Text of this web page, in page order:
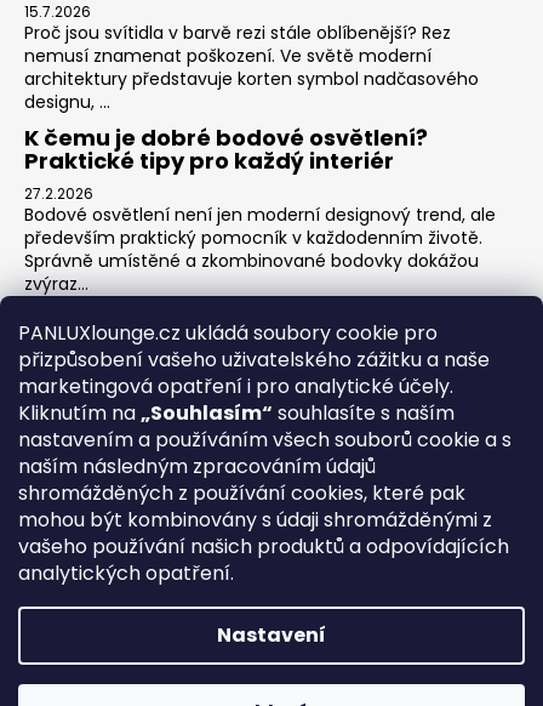
PANLUXlounge.cz ukládá soubory cookie pro
přizpůsobení vašeho uživatelského zážitku a naše
marketingová opatření i pro analytické účely.
Kliknutím na„Souhlasím“ souhlasíte s naším
nastavením a používáním všech souborů cookie a s
naším následným zpracováním údajů
shromážděných z používání cookies, které pak
mohou být kombinovány s údaji shromážděnými z
vašeho používání našich produktů a odpovídajících
analytických opatření.
Nastavení
15.7.2026
Proč jsou svítidla v barvě rezi stále oblíbenější? Rez
nemusí znamenat poškození. Ve světě moderní
architektury představuje korten symbol nadčasového
designu, ...
K čemu je dobré bodové osvětlení?
Praktické tipy pro každý interiér
27.2.2026
Bodové osvětlení není jen moderní designový trend, ale
především praktický pomocník v každodenním životě.
Správně umístěné a zkombinované bodovky dokážou
zvýraz...
Jak na zónové osvětlení v obýváku?
3.2.2026
Obývací pokoj je srdcem domova – místo pro relaxaci,
sledování televize, hraní her s dětmi, posezení s přáteli i
klidné chvíle s knihou. Každá z těchto aktivit ...
O nás Kontakty Obchodní podmínky Vrácení zboží
Blog
REGISTRACE
Copyright 2026PANLUX lounge. Všechna práva